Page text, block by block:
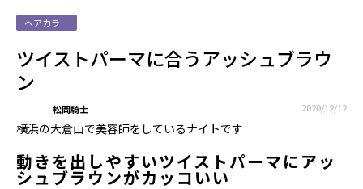
ヘアカラー
ツイストパーマに合うアッシュブラウ
ン
松岡騎士 2020/12/12
横浜の大倉山で美容師をしているナイトです
動きを出しやすいツイストパーマにアッ
シュブラウンがカッコいい